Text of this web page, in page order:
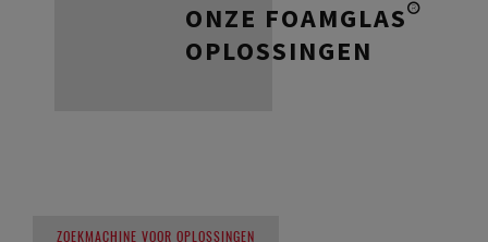
ONZE FOAMGLAS®
OPLOSSINGEN
ZOEKMACHINE VOOR OPLOSSINGEN